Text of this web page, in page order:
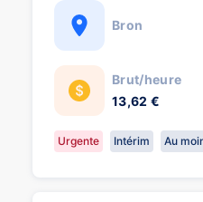
Bron
Brut/heure
13,62 €
Urgente Intérim Au